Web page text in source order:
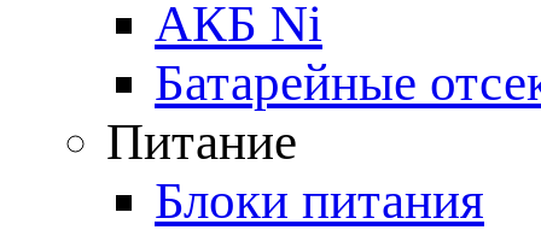
АКБ Ni
Батарейные
Питание
Блоки питания